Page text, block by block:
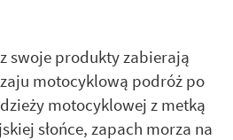
swoje produkty zabierają
motocyklową podróż po
motocyklowej z metką
słońce, zapach morza na